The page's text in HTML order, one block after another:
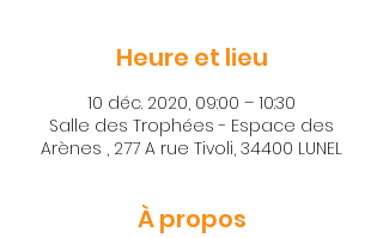
Heure et lieu
10 déc. 2020, 09:00 – 10:30
Salle des Trophées - Espace des
Arènes , 277 A rue Tivoli, 34400 LUNEL
À propos